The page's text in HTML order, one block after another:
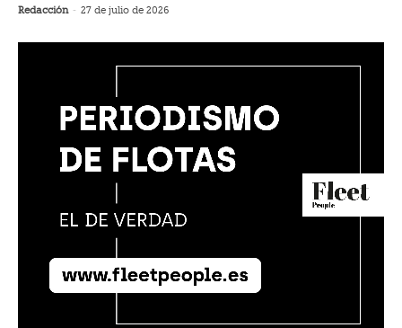
Redacción - 27 de julio de 2026